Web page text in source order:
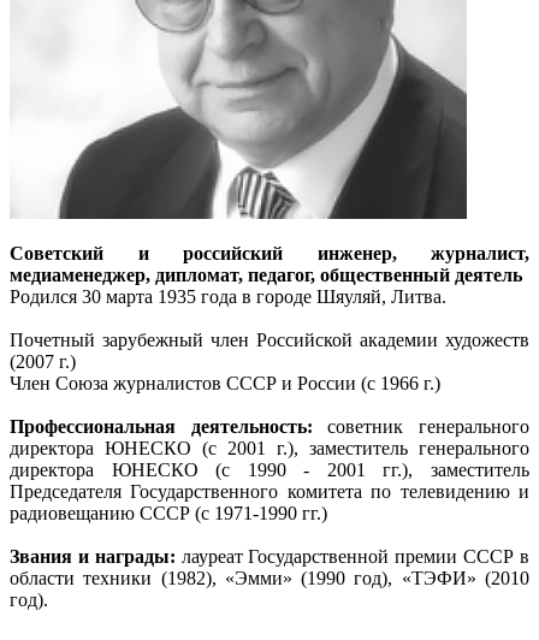
Cоветский и российский инженер, журналист,
медиаменеджер, дипломат, педагог, общественный деятель
Родился 30 марта 1935 года в городе Шяуляй, Литва.
Почетный зарубежный член Российской академии художеств
(2007 г.)
Член Союза журналистов СССР и России (с 1966 г.)
Профессиональная деятельность: советник генерального
директора ЮНЕСКО (с 2001 г.), заместитель генерального
директора ЮНЕСКО (с 1990 - 2001 гг.), заместитель
Председателя Государственного комитета по телевидению и
радиовещанию СССР (с 1971-1990 гг.)
Звания и награды: лауреат Государственной премии СССР в
области техники (1982), «Эмми» (1990 год), «ТЭФИ» (2010
год).